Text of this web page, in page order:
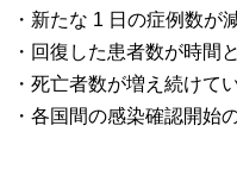
・新たな 1 日の症例数が
・回復した患者数が時間
・死亡者数が増え続けて
・各国間の感染確認開始